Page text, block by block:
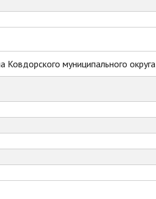
Ковдорского муниципального округа